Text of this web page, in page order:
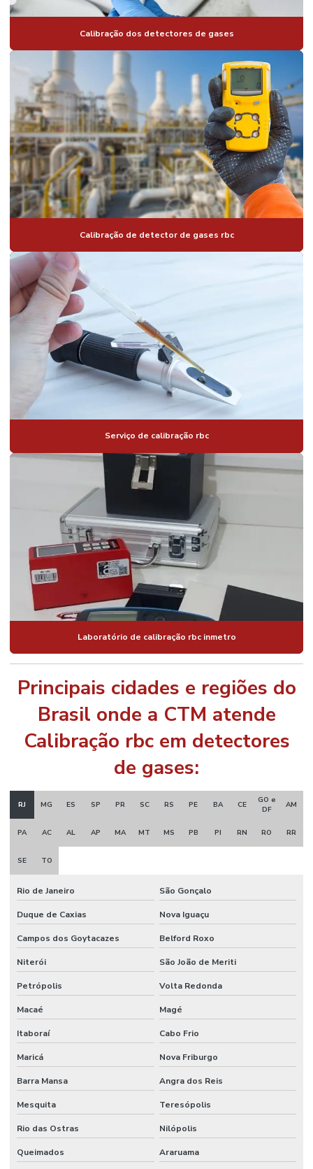
Calibração dos detectores de gases
Calibração de detector de gases rbc
Serviço de calibração rbc
Laboratório de calibração rbc inmetro
Principais cidades e regiões do
Brasil onde a CTM atende
Calibração rbc em detectores
de gases:
RJ MG ES SP PR SC RS PE BA CE
GO e
DF
AM
PA AC AL AP MA MT MS PB PI RN RO RR
SE TO
Rio de Janeiro São Gonçalo
Duque de Caxias Nova Iguaçu
Campos dos Goytacazes Belford Roxo
Niterói São João de Meriti
Petrópolis Volta Redonda
Macaé Magé
Itaboraí Cabo Frio
Maricá Nova Friburgo
Barra Mansa Angra dos Reis
Mesquita Teresópolis
Rio das Ostras Nilópolis
Queimados Araruama